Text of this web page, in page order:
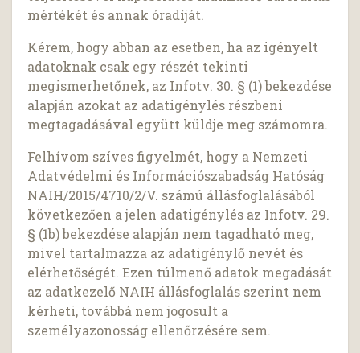
mértékét és annak óradíját.
Kérem, hogy abban az esetben, ha az igényelt
adatoknak csak egy részét tekinti
megismerhetőnek, az Infotv. 30. § (1) bekezdése
alapján azokat az adatigénylés részbeni
megtagadásával együtt küldje meg számomra.
Felhívom szíves figyelmét, hogy a Nemzeti
Adatvédelmi és Információszabadság Hatóság
NAIH/2015/4710/2/V. számú állásfoglalásából
következően a jelen adatigénylés az Infotv. 29.
§ (1b) bekezdése alapján nem tagadható meg,
mivel tartalmazza az adatigénylő nevét és
elérhetőségét. Ezen túlmenő adatok megadását
az adatkezelő NAIH állásfoglalás szerint nem
kérheti, továbbá nem jogosult a
személyazonosság ellenőrzésére sem.